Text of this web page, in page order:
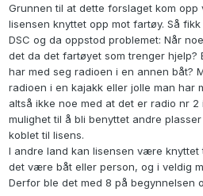
Grunnen til at dette forslaget kom
lisensen knyttet opp mot fartøy. Så
DSC og da oppstod problemet: Når
det da det fartøyet som trenger hjelp?
har med seg radioen i en annen båt?
radioen i en kajakk eller jolle man har
altså ikke noe med at det er radio nr
mulighet til å bli benyttet andre
koblet til lisens.
I andre land kan lisensen være knyttet
det være båt eller person, og i veldig
Derfor ble det med 8 på begynnelsen